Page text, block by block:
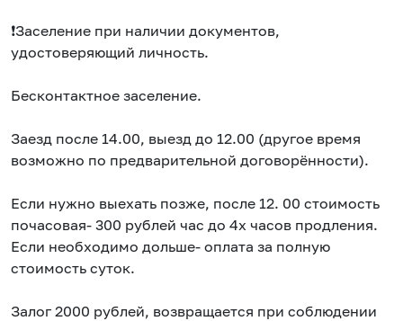
❗️Заселение при наличии документов,
удостоверяющий личность.
Бесконтактное заселение.
Заезд после 14.00, выезд до 12.00 (другое время
возможно по предварительной договорённости).
Если нужно выехать позже, после 12. 00 стоимость
почасовая- 300 рублей час до 4х часов продления.
Если необходимо дольше- оплата за полную
стоимость суток.
Залог 2000 рублей, возвращается при соблюдении